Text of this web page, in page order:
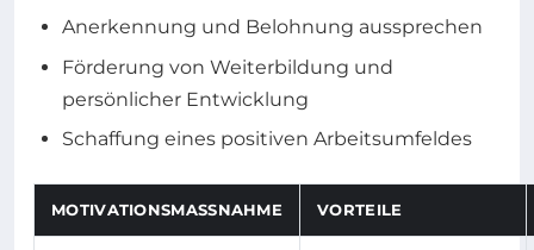
Anerkennung und Belohnung aussprechen
Förderung von Weiterbildung und
persönlicher Entwicklung
Schaffung eines positiven Arbeitsumfeldes
MOTIVATIONSMASSNAHME VORTEILE